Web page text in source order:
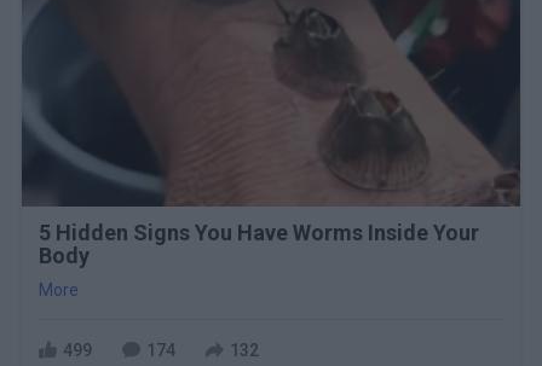
5 Hidden Signs You Have Worms Inside Your
Body
More
499 174 132